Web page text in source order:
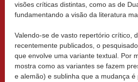
visões críticas distintas, como as de
fundamentando a visão da literatura
Valendo-se de vasto repertório crítico,
recentemente publicados, o
que envolve uma variante textual. Por
mostra como as variantes se fazem
e alemão) e sublinha que a mudança